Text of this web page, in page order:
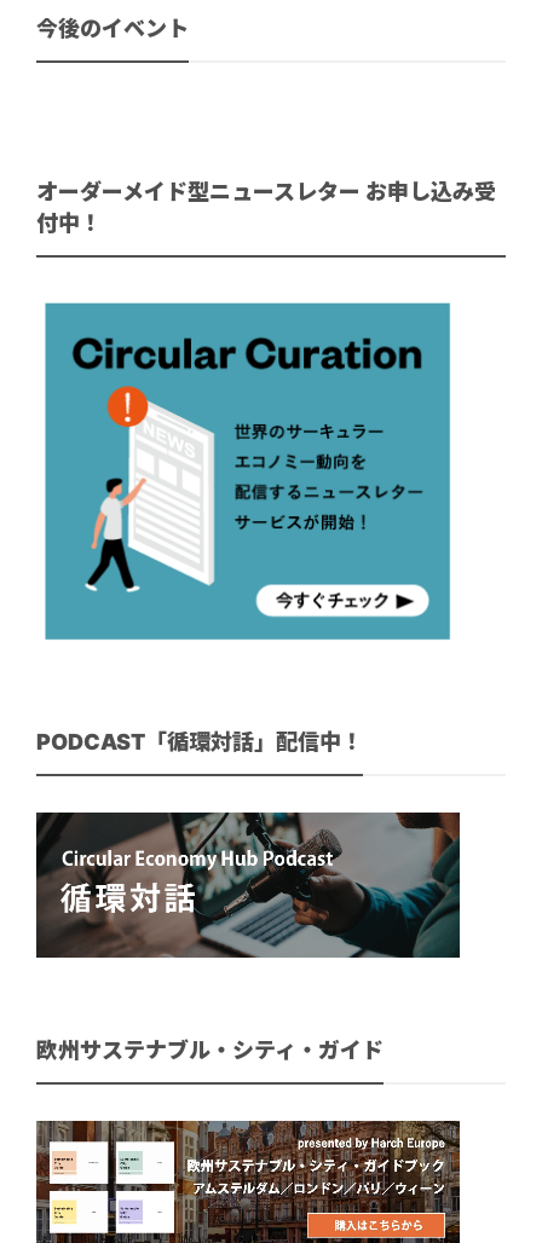
今後のイベント
オーダーメイド型ニュースレター お申し込み受
付中！
PODCAST「循環対話」配信中！
欧州サステナブル・シティ・ガイド